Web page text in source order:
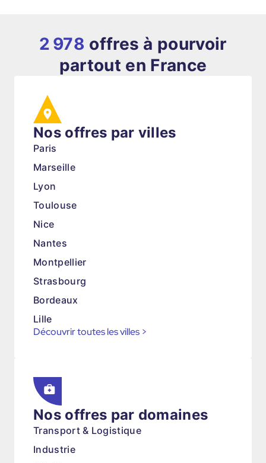
2 978 offres à pourvoir
partout en France
Nos offres par villes
Paris
Marseille
Lyon
Toulouse
Nice
Nantes
Montpellier
Strasbourg
Bordeaux
Lille
Découvrir toutes les villes >
Nos offres par domaines
Transport & Logistique
Industrie